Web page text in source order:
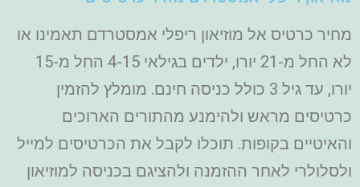
מחיר כרטיס אל מוזיאון ריפלי אמסטרדם תאמינו או
לא החל מ-21 יורו, ילדים בגילאי 4-15 החל מ-15
יורו, עד גיל 3 כולל כניסה חינם. מומלץ להזמין
כרטיסים מראש ולהימנע מהתורים הארוכים
והאיטיים בקופות. תוכלו לקבל את הכרטיסים למייל
ולסלולרי לאחר ההזמנה ולהציגם בכניסה למוזיאון